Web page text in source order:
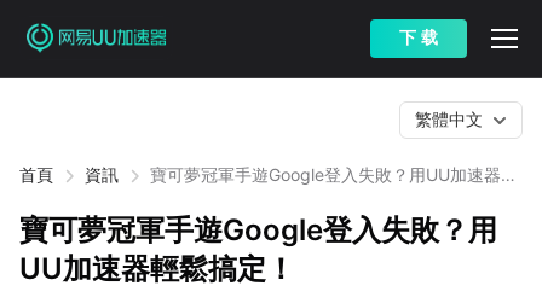
下 载
首頁 資訊
寶可夢冠軍手遊Google登入失敗？用UU加速器輕
繁體中文
寶可夢冠軍手遊Google登入失敗？用
UU加速器輕鬆搞定！